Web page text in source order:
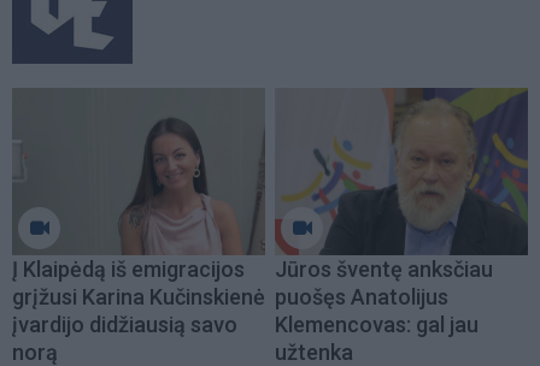
Į Klaipėdą iš emigracijos
grįžusi Karina Kučinskienė
įvardijo didžiausią savo
norą
Jūros šventę anksčiau
puošęs Anatolijus
Klemencovas: gal jau
užtenka